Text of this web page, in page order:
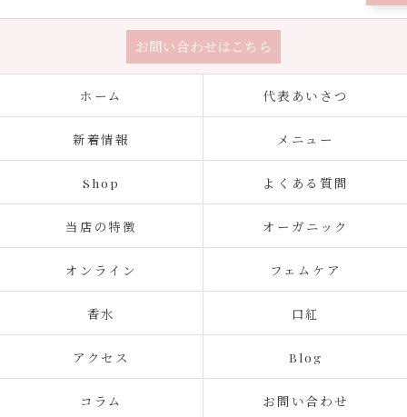
お問い合わせはこちら
ホーム 代表あいさつ
新着情報 メニュー
Shop よくある質問
当店の特徴 オーガニック
オンライン フェムケア
香水 口紅
アクセス Blog
コラム お問い合わせ